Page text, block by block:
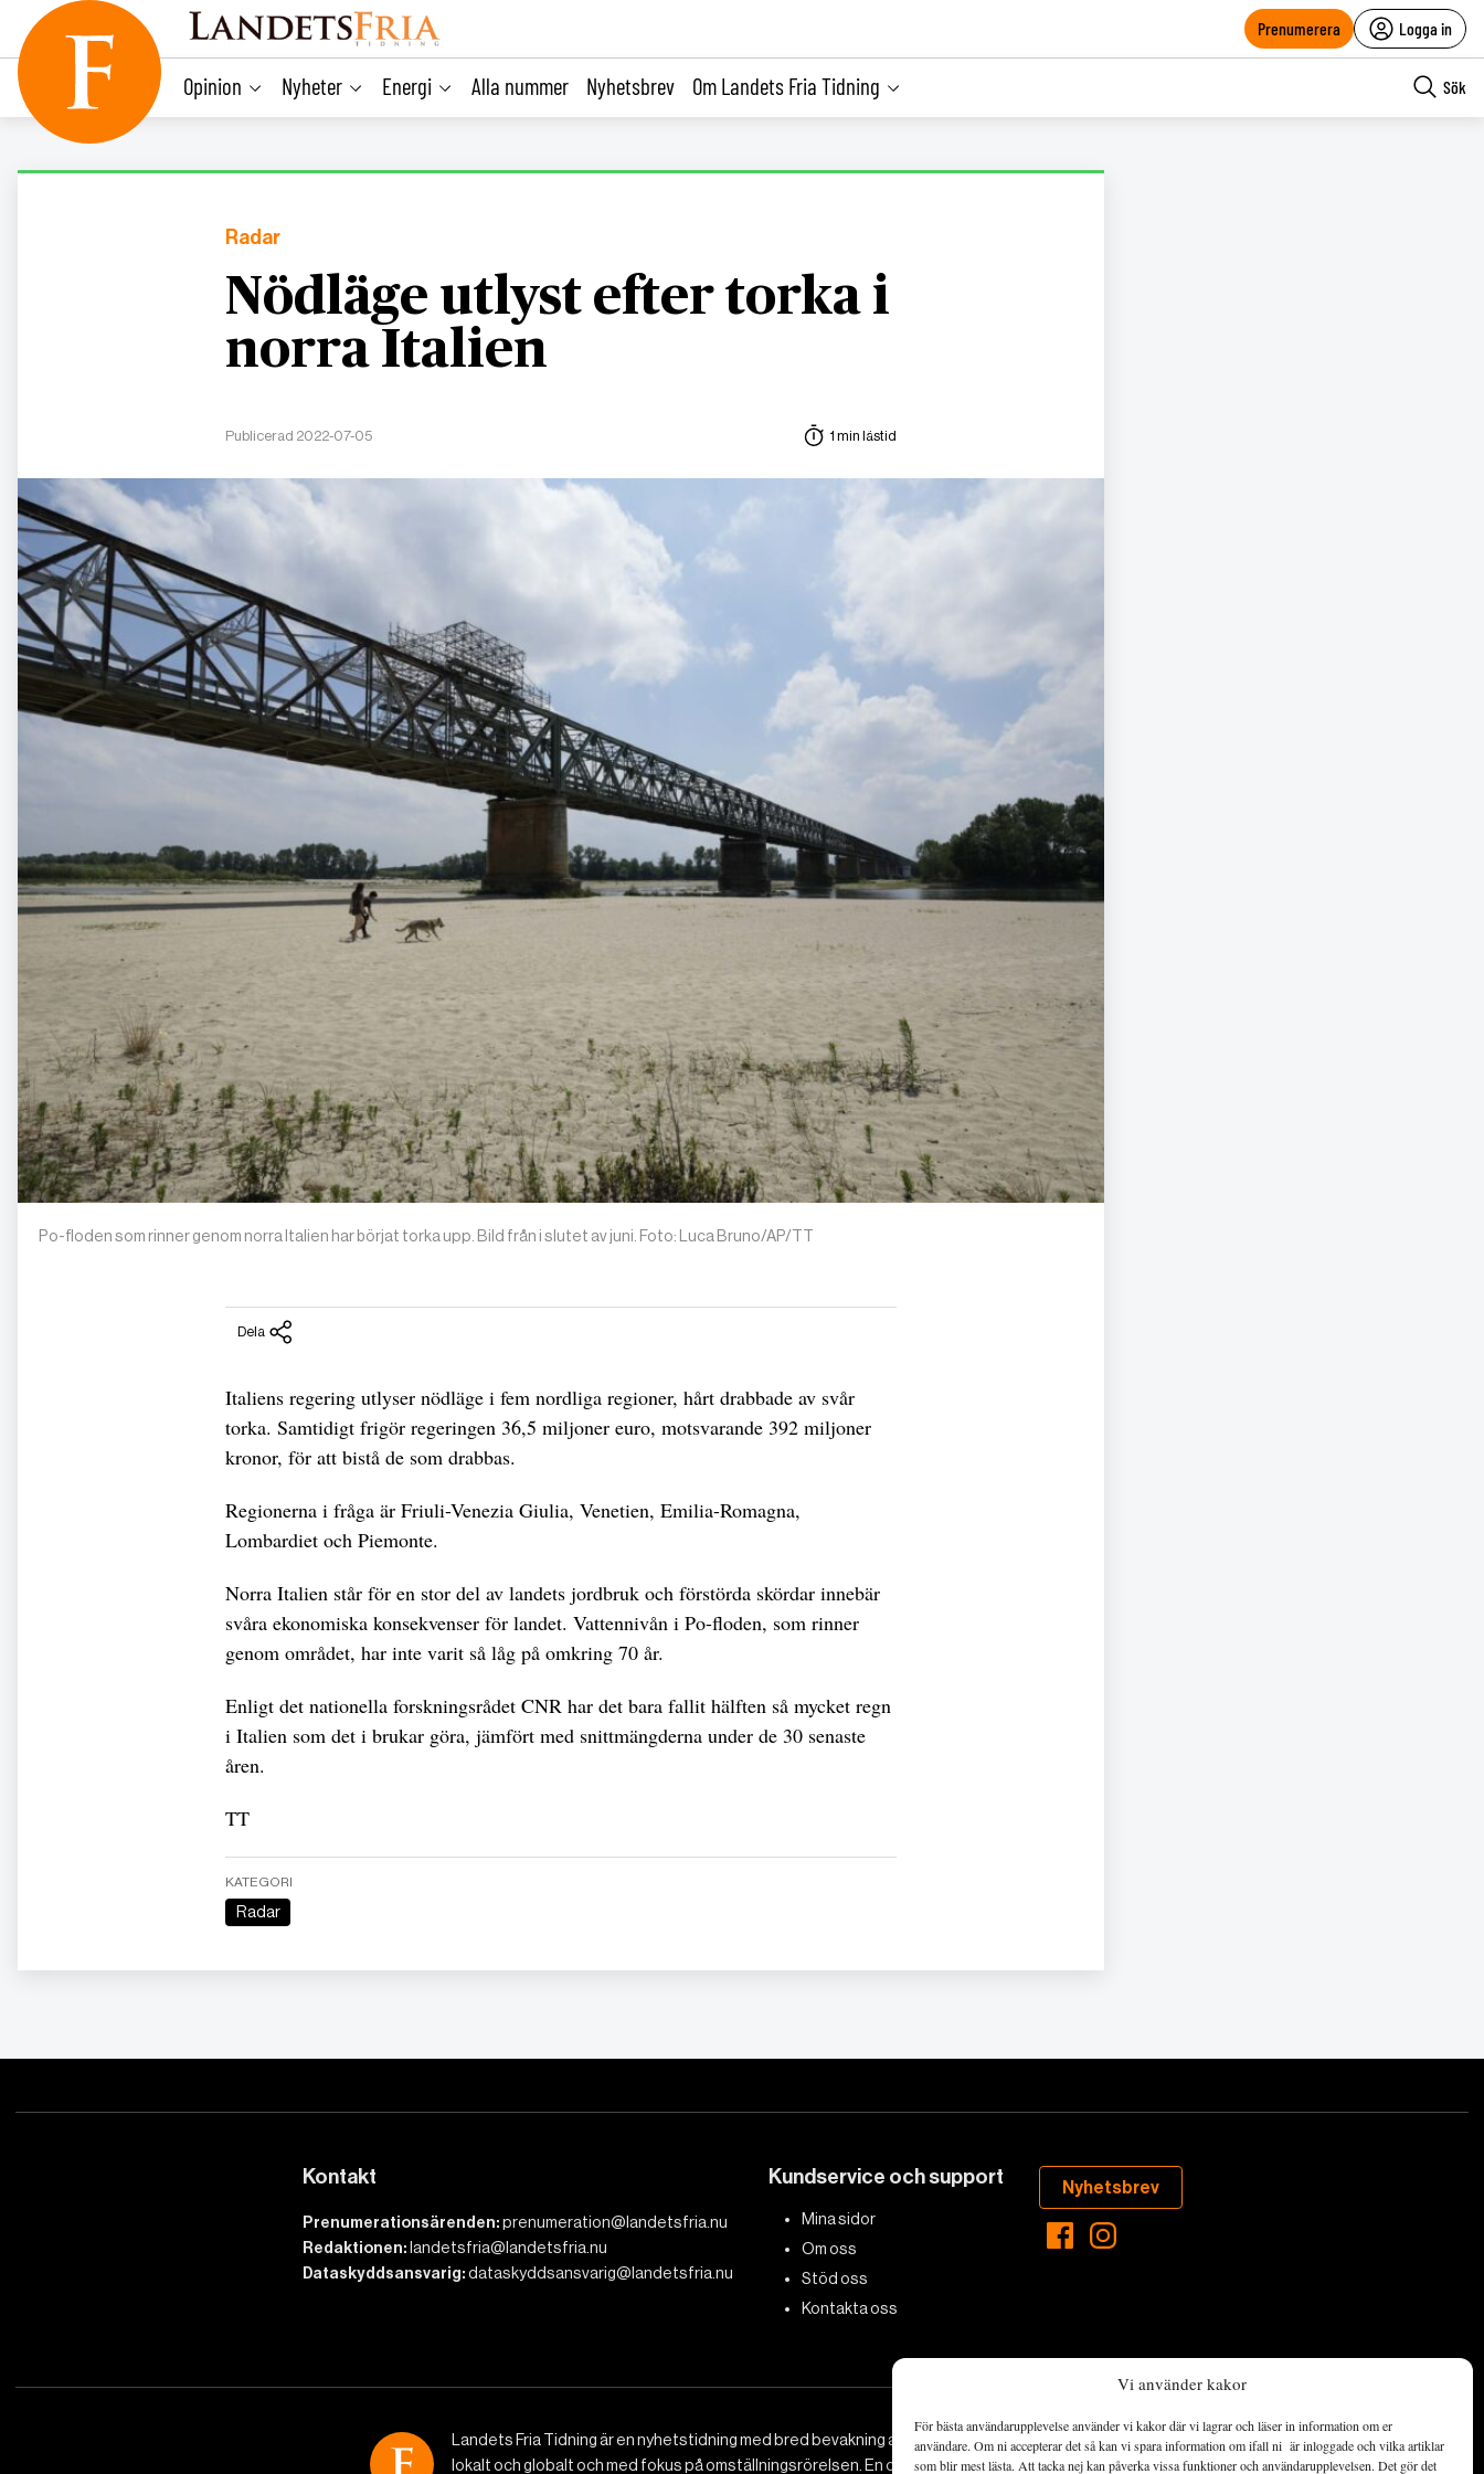
Vi använder kakor
För bästa användarupplevelse använder vi kakor där vi lagrar och läser in information om er
användare. Om ni accepterar det så kan vi spara information om ifall ni är inloggade och vilka artiklar
som blir mest lästa. Att tacka nej kan påverka vissa funktioner och användarupplevelsen. Det gör det
content
Prenumerera Logga in
Opinion Nyheter Energi Alla nummer Nyhetsbrev Om Landets Fria Tidning Sök
Radar
Nödläge utlyst efter torka i
norra Italien
Publicerad 2022-07-05 1 min lästid
Po-floden som rinner genom norra Italien har börjat torka upp. Bild från i slutet av juni. Foto: Luca Bruno/AP/TT
Dela
Italiens regering utlyser nödläge i fem nordliga regioner, hårt drabbade av svår
torka. Samtidigt frigör regeringen 36,5 miljoner euro, motsvarande 392 miljoner
kronor, för att bistå de som drabbas.
Regionerna i fråga är Friuli-Venezia Giulia, Venetien, Emilia-Romagna,
Lombardiet och Piemonte.
Norra Italien står för en stor del av landets jordbruk och förstörda skördar innebär
svåra ekonomiska konsekvenser för landet. Vattennivån i Po-floden, som rinner
genom området, har inte varit så låg på omkring 70 år.
Enligt det nationella forskningsrådet CNR har det bara fallit hälften så mycket regn
i Italien som det i brukar göra, jämfört med snittmängderna under de 30 senaste
åren.
TT
KATEGORI
Radar
Kontakt
Prenumerationsärenden:prenumeration@landetsfria.nu
Redaktionen: landetsfria@landetsfria.nu
Dataskyddsansvarig:dataskyddsansvarig@landetsfria.nu
Kundservice och support
Mina sidor
Om oss
Stöd oss
Kontakta oss
Nyhetsbrev
Landets Fria Tidning är en nyhetstidning med bred bevakning av det viktigaste som händer
lokalt och globalt och med fokus på omställningsrörelsen. En omställning till ett hållbart